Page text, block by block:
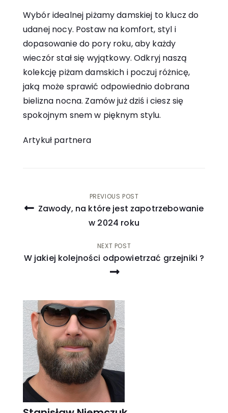
Wybór idealnej piżamy damskiej to klucz do
udanej nocy. Postaw na komfort, styl i
dopasowanie do pory roku, aby każdy
wieczór stał się wyjątkowy. Odkryj naszą
kolekcję piżam damskich i poczuj różnicę,
jaką może sprawić odpowiednio dobrana
bielizna nocna. Zamów już dziś i ciesz się
spokojnym snem w pięknym stylu.
Artykuł partnera
NawigacjaPREVIOUS POST
Zawody, na które jest zapotrzebowanie
w 2024 roku
NEXT POST
W jakiej kolejności odpowietrzać grzejniki ?